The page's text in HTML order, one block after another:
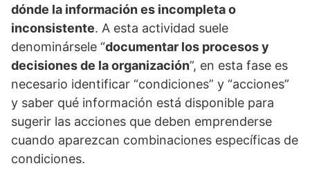
dónde la información es incompleta o
inconsistente. A esta actividad suele
denominársele “documentar los procesos y
decisiones de la organización”, en esta fase es
necesario identificar “condiciones” y “acciones”
y saber qué información está disponible para
sugerir las acciones que deben emprenderse
cuando aparezcan combinaciones específicas de
condiciones.